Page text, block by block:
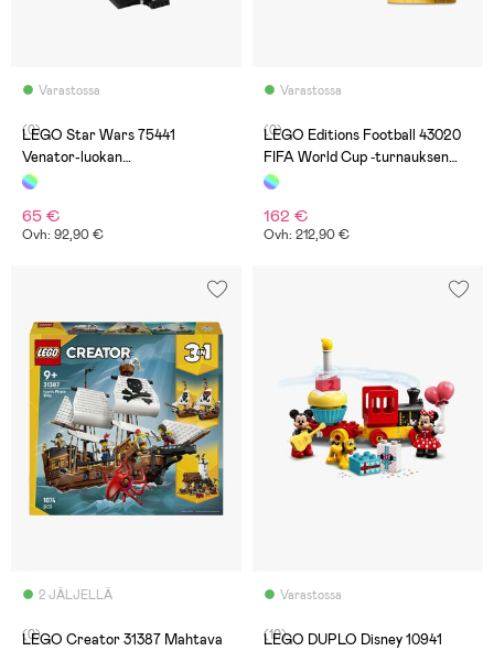
Varastossa
(0)
LEGO Star Wars 75441
Venator-luokan
hyökkäysristeilijä
65 €
Ovh: 92,90 €
Varastossa
(0)
LEGO Editions Football 43020
FIFA World Cup ‑turnauksen
virallinen palkinto
162 €
Ovh: 212,90 €
2 JÄLJELLÄ
(0)
LEGO Creator 31387 Mahtava
Varastossa
(10)
LEGO DUPLO Disney 10941